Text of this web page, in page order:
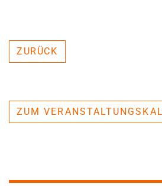
ZURÜCK
ZUM